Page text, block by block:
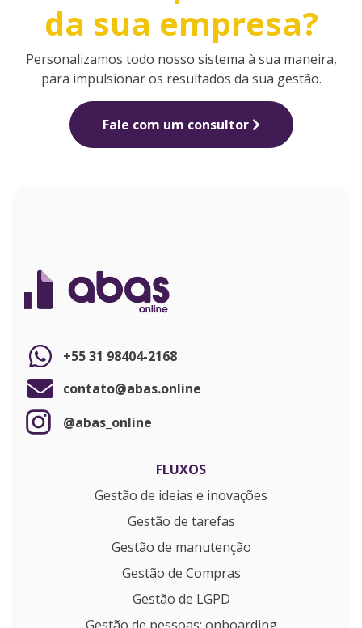
da sua empresa?
Personalizamos todo nosso sistema à sua maneira,
para impulsionar os resultados da sua gestão.
Fale com um consultor
+55 31 98404-2168
contato@abas.online
@abas_online
FLUXOS
Gestão de ideias e inovações
Gestão de tarefas
Gestão de manutenção
Gestão de Compras
Gestão de LGPD